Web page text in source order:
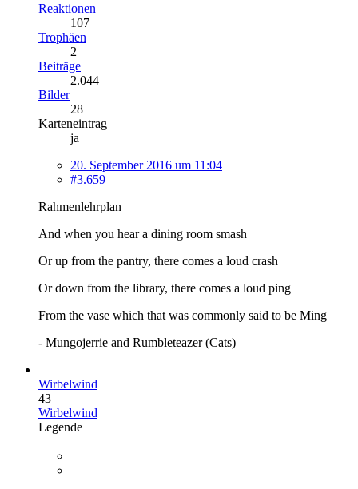
Reaktionen
107
Trophäen
2
Beiträge
2.044
Bilder
28
Karteneintrag
ja
20. September 2016 um 11:04
#3.659
Rahmenlehrplan
And when you hear a dining room smash
Or up from the pantry, there comes a loud crash
Or down from the library, there comes a loud ping
From the vase which that was commonly said to be Ming
- Mungojerrie and Rumbleteazer (Cats)
Wirbelwind
43
Wirbelwind
Legende